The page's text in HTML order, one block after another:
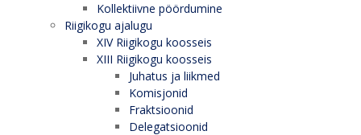
Kollektiivne pöördumine
Riigikogu ajalugu
XIV Riigikogu koosseis
XIII Riigikogu koosseis
Juhatus ja liikmed
Komisjonid
Fraktsioonid
Delegatsioonid